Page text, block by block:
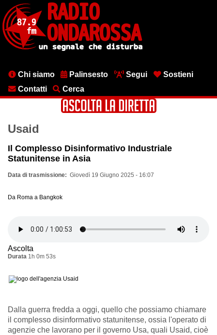
contenuto
principale
MenuChi siamo Palinsesto Segui
Sostieni
Contatti
Cerca
Usaid
Il Complesso Disinformativo Industriale
Statunitense in Asia
Data di trasmissione Giovedì 19 Giugno 2025 - 16:07
Da Roma a Bangkok
Ascolta
Durata 1h 0m 53s
Dalla guerra fredda a oggi, quello che possiamo chiamare
il complesso disinformativo statunitense, ossia l'operato di
agenzie che lavorano per il governo Usa, quali Usaid, cioè